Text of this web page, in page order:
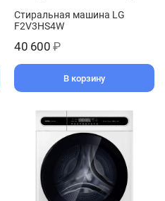
Стиральная машина LG
F2V3HS4W
40 600 ₽
В корзину